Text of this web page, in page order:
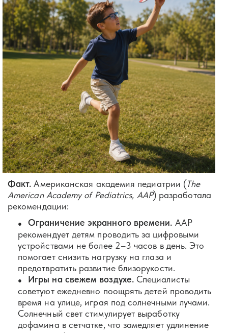
Факт. Американская академия педиатрии (The
American Academy of Pediatrics, AAP) разработала
рекомендации:
Ограничение экранного времени. AAP
рекомендует детям проводить за цифровыми
устройствами не более 2–3 часов в день. Это
помогает снизить нагрузку на глаза и
предотвратить развитие близорукости.
Игры на свежем воздухе. Специалисты
советуют ежедневно поощрять детей проводить
время на улице, играя под солнечными лучами.
Солнечный свет стимулирует выработку
дофамина в сетчатке, что замедляет удлинение